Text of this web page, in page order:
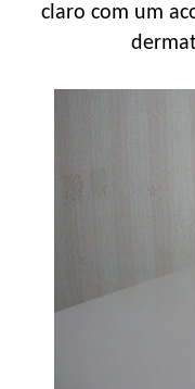
claro com um